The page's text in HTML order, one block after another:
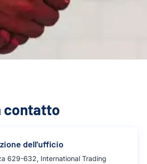
contatto
dell'ufficio
629-632, International Trading